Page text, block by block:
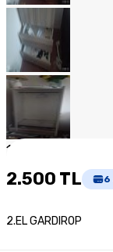
1
2.500 TL 6
2.EL GARDIROP